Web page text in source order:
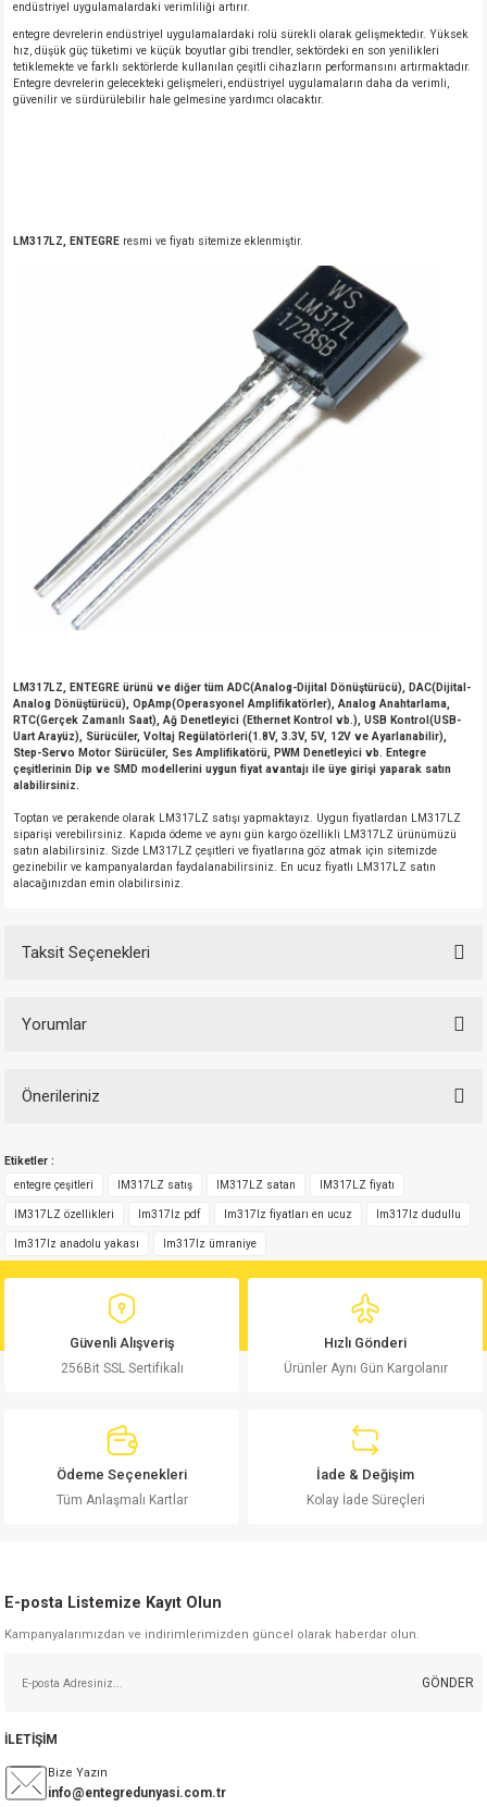
endüstriyel uygulamalardaki verimliliği artırır.
entegre devrelerin endüstriyel uygulamalardaki rolü sürekli olarak gelişmektedir. Yüksek
hız, düşük güç tüketimi ve küçük boyutlar gibi trendler, sektördeki en son yenilikleri
tetiklemekte ve farklı sektörlerde kullanılan çeşitli cihazların performansını artırmaktadır.
Entegre devrelerin gelecekteki gelişmeleri, endüstriyel uygulamaların daha da verimli,
güvenilir ve sürdürülebilir hale gelmesine yardımcı olacaktır.
LM317LZ, ENTEGRE resmi ve fiyatı sitemize eklenmiştir.
LM317LZ, ENTEGRE ürünü ve diğer tüm ADC(Analog-Dijital Dönüştürücü), DAC(Dijital-
Analog Dönüştürücü), OpAmp(Operasyonel Amplifikatörler), Analog Anahtarlama,
RTC(Gerçek Zamanlı Saat), Ağ Denetleyici (Ethernet Kontrol vb.), USB Kontrol(USB-
Uart Arayüz), Sürücüler, Voltaj Regülatörleri(1.8V, 3.3V, 5V, 12V ve Ayarlanabilir),
Step-Servo Motor Sürücüler, Ses Amplifikatörü, PWM Denetleyici vb. Entegre
çeşitlerinin Dip ve SMD modellerini uygun fiyat avantajı ile üye girişi yaparak satın
alabilirsiniz.
Toptan ve perakende olarak LM317LZ satışı yapmaktayız. Uygun fiyatlardan LM317LZ
siparişi verebilirsiniz. Kapıda ödeme ve aynı gün kargo özellikli LM317LZ ürünümüzü
satın alabilirsiniz. Sizde LM317LZ çeşitleri ve fiyatlarına göz atmak için sitemizde
gezinebilir ve kampanyalardan faydalanabilirsiniz. En ucuz fiyatlı LM317LZ satın
alacağınızdan emin olabilirsiniz.
Taksit Seçenekleri
Yorumlar
Önerileriniz
yetersiz gördüğünüz noktaları öneri formunu kullanarak tarafımıza
iletebilirsiniz.
Görüş ve önerileriniz için teşekkür ederiz.
Ürün resmi kalitesiz, bozuk veya görüntülenemiyor.
Ürün açıklamasında eksik bilgiler bulunuyor.
Ürün bilgilerinde hatalar bulunuyor.
Ürün fiyatı diğer sitelerden daha pahalı.
Etiketler :
entegre çeşitleri
lM317LZ satış lM317LZ satan lM317LZ fiyatı
lM317LZ özellikleri lm317lz pdf lm317lz fiyatları en ucuz lm317lz dudullu
lm317lz anadolu yakası lm317lz ümraniye
Güvenli Alışveriş
256Bit SSL Sertifikalı
Hızlı Gönderi
Ürünler Aynı Gün Kargolanır
Ödeme Seçenekleri
Tüm Anlaşmalı Kartlar
İade & Değişim
Kolay İade Süreçleri
E-posta Listemize Kayıt Olun
Kampanyalarımızdan ve indirimlerimizden güncel olarak haberdar olun.
GÖNDER
İLETİŞİM
Bize Yazın
info@entegredunyasi.com.tr